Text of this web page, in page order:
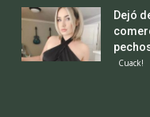
Dejó
Cuack!